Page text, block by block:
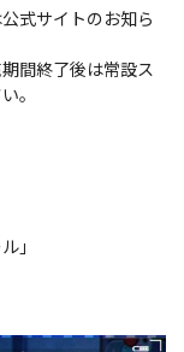
式サイトのお知ら
間終了後は常設ス
。
」